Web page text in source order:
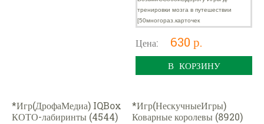
Цена: 630 р.
В КОРЗИНУ
*Игр(ДрофаМедиа) IQBox
КОТО-лабиринты (4544)
*Игр(НескучныеИгры)
Коварные королевы (8920)